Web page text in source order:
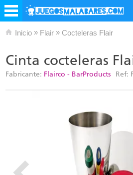
Inicio » Flair » Cocteleras Flair
Cinta cocteleras
Fabricante: Flairco - BarProducts Ref: